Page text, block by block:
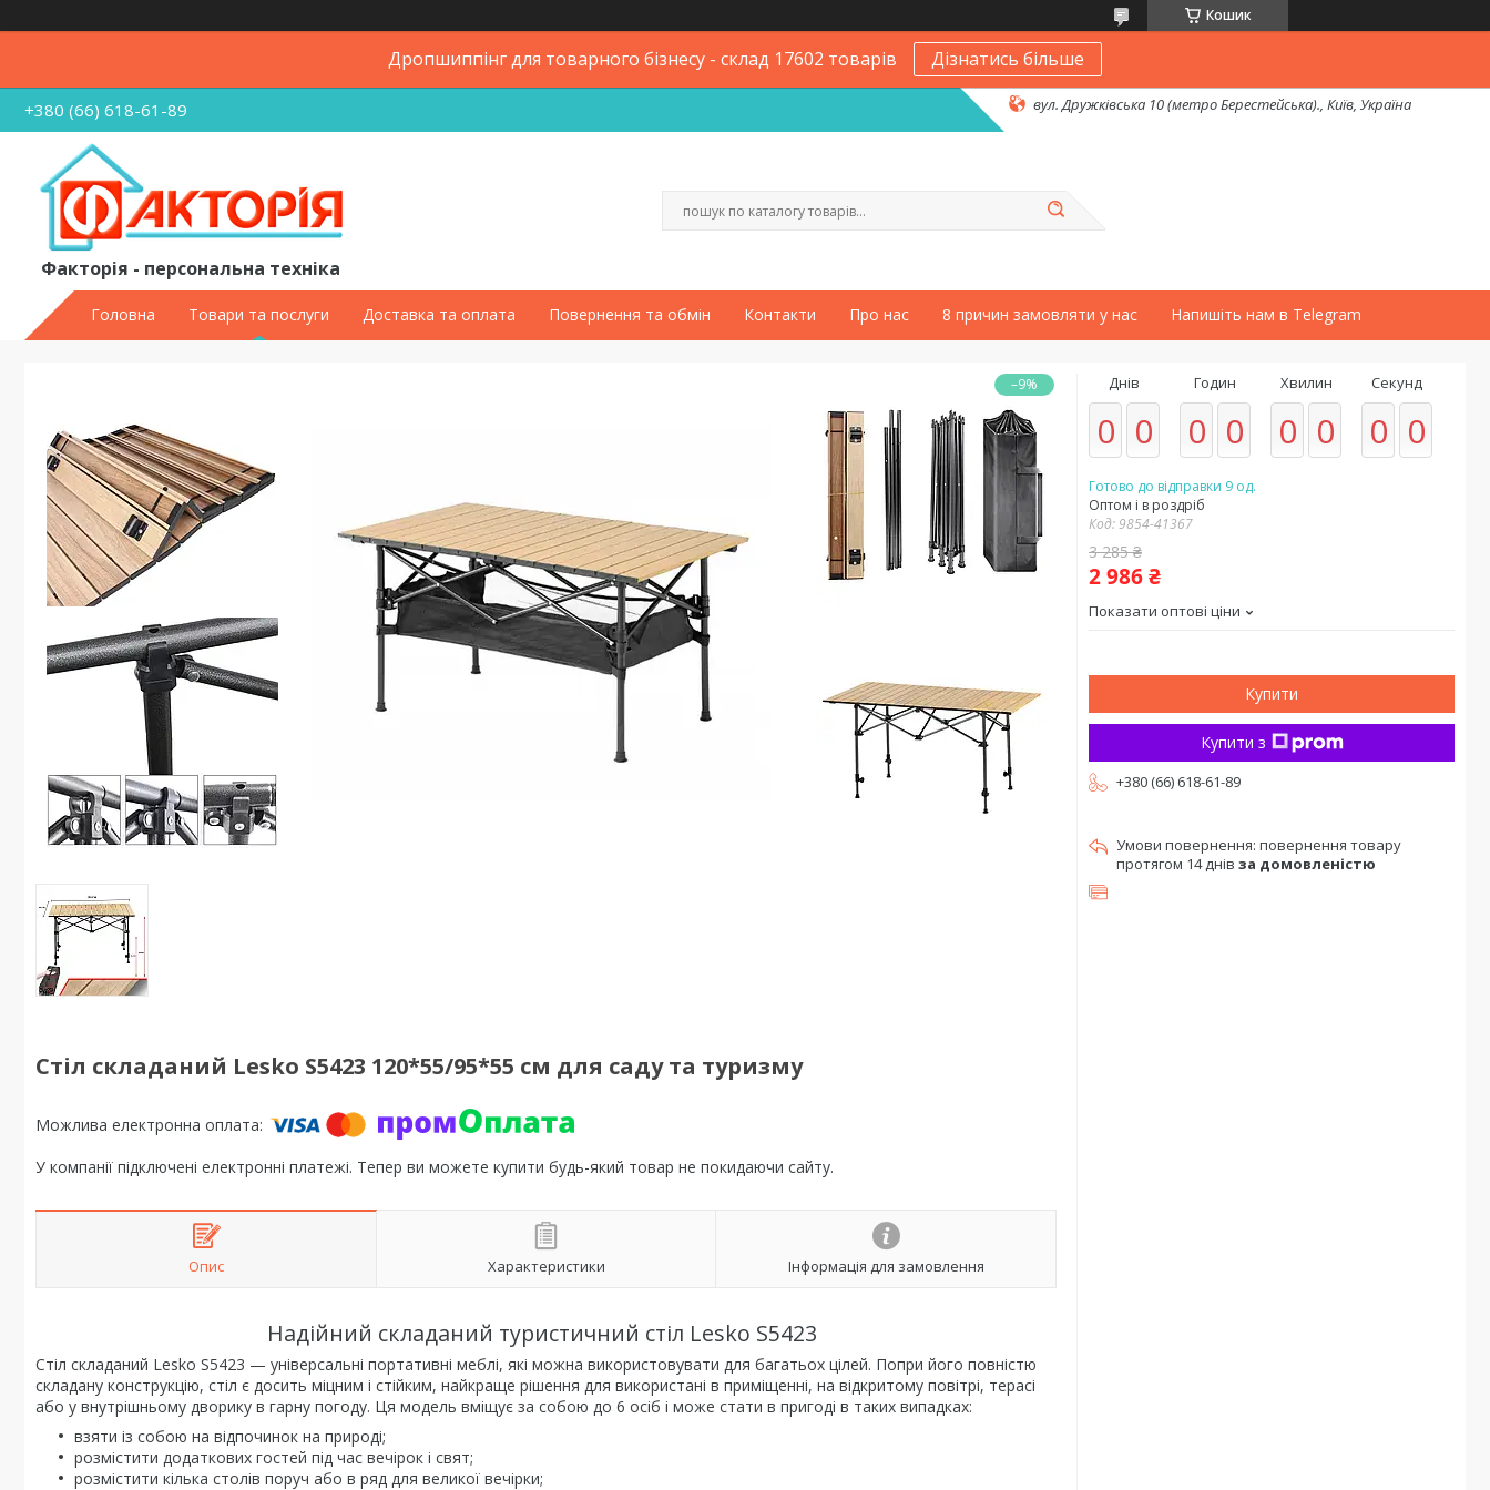
Кошик
Дропшиппінг для товарного бізнесу - склад 17602 товарів Дізнатись більше
+380 (66) 618-61-89 вул. Дружківська 10 (метро Берестейська)., Київ, Україна
Факторія - персональна техніка
Головна Товари та послуги Доставка та оплата Повернення та обмін Контакти Про нас 8 причин замовляти у нас Напишіть нам в Telegram
–9%
Стіл складаний Lesko S5423 120*55/95*55 см для саду та туризму
У компанії підключені електронні платежі. Тепер ви можете купити будь-який товар не покидаючи сайту.
Опис Характеристики Інформація для замовлення
Надійний складаний туристичний стіл Lesko S5423
Стіл складаний Lesko S5423 — універсальні портативні меблі, які можна використовувати для багатьох цілей. Попри його повністю
складану конструкцію, стіл є досить міцним і стійким, найкраще рішення для використані в приміщенні, на відкритому повітрі, терасі
або у внутрішньому дворику в гарну погоду. Ця модель вміщує за собою до 6 осіб і може стати в пригоді в таких випадках:
взяти із собою на відпочинок на природі;
розмістити додаткових гостей під час вечірок і свят;
розмістити кілька столів поруч або в ряд для великої вечірки;
Днів
0 0
Годин
0 0
Хвилин
0 0
Секунд
0 0
Готово до відправки 9 од.
Оптом і в роздріб
Код:9854-41367
3 285 ₴
2 986 ₴
Показати оптові ціни
Купити
Купити з
+380 (66) 618-61-89
повернення товару
протягом 14 днів за домовленістю